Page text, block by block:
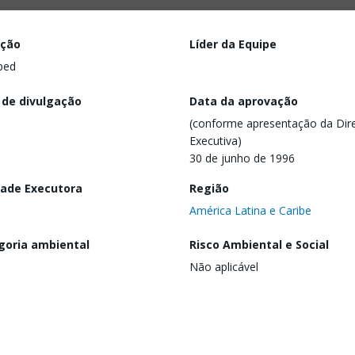
Líder da Equipe
divulgação
Data da aprovação
(conforme apresentação da
Executiva)
30 de junho de 1996
Executora
Região
América Latina e Caribe
ambiental
Risco Ambiental e Social
Não aplicável